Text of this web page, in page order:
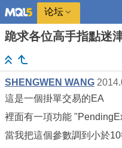
论坛
跪求各位高手指點迷
SHENGWEN WANG
這是一個掛單交易的EA
裡面有一項功能
當我把這個參數調到小於10